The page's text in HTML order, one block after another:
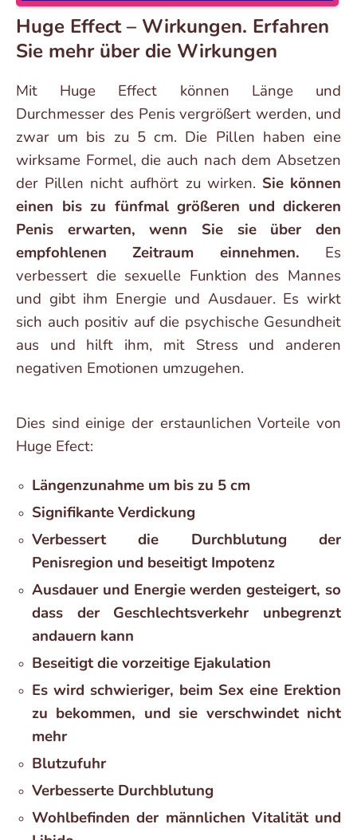
Huge Effect – Wirkungen. Erfahren
Sie mehr über die Wirkungen
Mit Huge Effect können Länge und
Durchmesser des Penis vergrößert werden, und
zwar um bis zu 5 cm. Die Pillen haben eine
wirksame Formel, die auch nach dem Absetzen
der Pillen nicht aufhört zu wirken. Sie können
einen bis zu fünfmal größeren und dickeren
Penis erwarten, wenn Sie sie über den
empfohlenen Zeitraum einnehmen. Es
verbessert die sexuelle Funktion des Mannes
und gibt ihm Energie und Ausdauer. Es wirkt
sich auch positiv auf die psychische Gesundheit
aus und hilft ihm, mit Stress und anderen
negativen Emotionen umzugehen.
Dies sind einige der erstaunlichen Vorteile von
Huge Efect:
Längenzunahme um bis zu 5 cm
Signifikante Verdickung
Verbessert die Durchblutung der
Penisregion und beseitigt Impotenz
Ausdauer und Energie werden gesteigert, so
dass der Geschlechtsverkehr unbegrenzt
andauern kann
Beseitigt die vorzeitige Ejakulation
Es wird schwieriger, beim Sex eine Erektion
zu bekommen, und sie verschwindet nicht
mehr
Blutzufuhr
Verbesserte Durchblutung
Wohlbefinden der männlichen Vitalität und